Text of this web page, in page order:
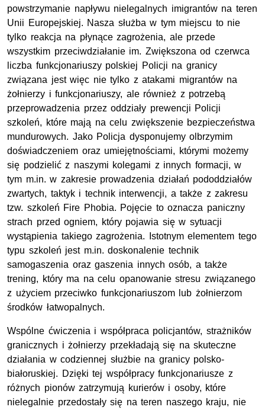
powstrzymanie napływu nielegalnych imigrantów na teren
Unii Europejskiej. Nasza służba w tym miejscu to nie
tylko reakcja na płynące zagrożenia, ale przede
wszystkim przeciwdziałanie im. Zwiększona od czerwca
liczba funkcjonariuszy polskiej Policji na granicy
związana jest więc nie tylko z atakami migrantów na
żołnierzy i funkcjonariuszy, ale również z potrzebą
przeprowadzenia przez oddziały prewencji Policji
szkoleń, które mają na celu zwiększenie bezpieczeństwa
mundurowych. Jako Policja dysponujemy olbrzymim
doświadczeniem oraz umiejętnościami, którymi możemy
się podzielić z naszymi kolegami z innych formacji, w
tym m.in. w zakresie prowadzenia działań pododdziałów
zwartych, taktyk i technik interwencji, a także z zakresu
tzw. szkoleń Fire Phobia. Pojęcie to oznacza paniczny
strach przed ogniem, który pojawia się w sytuacji
wystąpienia takiego zagrożenia. Istotnym elementem tego
typu szkoleń jest m.in. doskonalenie technik
samogaszenia oraz gaszenia innych osób, a także
trening, który ma na celu opanowanie stresu związanego
z użyciem przeciwko funkcjonariuszom lub żołnierzom
środków łatwopalnych.
Wspólne ćwiczenia i współpraca policjantów, strażników
granicznych i żołnierzy przekładają się na skuteczne
działania w codziennej służbie na granicy polsko-
białoruskiej. Dzięki tej współpracy funkcjonariusze z
różnych pionów zatrzymują kurierów i osoby, które
nielegalnie przedostały się na teren naszego kraju, nie